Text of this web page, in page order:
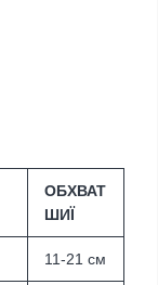
ОБХВАТ
ШИЇ
11-21 см